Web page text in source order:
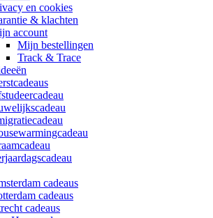
en cookies
& klachten
account
Mijn bestellingen
Track & Trace
cadeaus
cadeaus
cadeaus